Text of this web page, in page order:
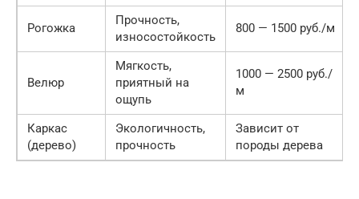
Рогожка
Прочность,
износостойкость
800 — 1500 руб./м
Велюр
Мягкость,
приятный на
ощупь
1000 — 2500 руб./
м
Каркас
(дерево)
Экологичность,
прочность
Зависит от
породы дерева